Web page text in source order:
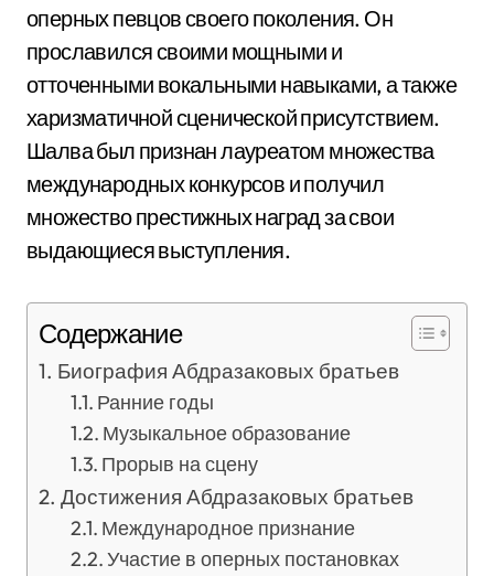
оперных певцов своего поколения. Он
прославился своими мощными и
отточенными вокальными навыками, а также
харизматичной сценической присутствием.
Шалва был признан лауреатом множества
международных конкурсов и получил
множество престижных наград за свои
выдающиеся выступления.
Содержание
Биография Абдразаковых братьев
Ранние годы
Музыкальное образование
Прорыв на сцену
Достижения Абдразаковых братьев
Международное признание
Участие в оперных постановках